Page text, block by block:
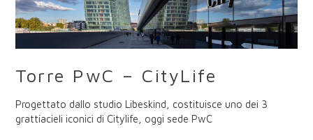
Torre PwC – CityLife
Progettato dallo studio Libeskind, costituisce uno dei 3
grattiacieli iconici di Citylife, oggi sede PwC